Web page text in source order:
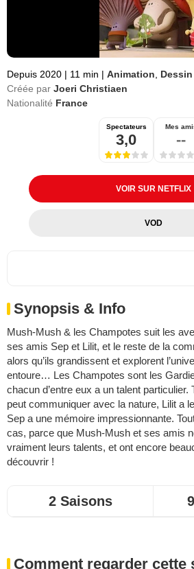
Depuis 2020 | 11 min | Animation
Créée par Joeri Christiaen
Nationalité France
Spectateurs
3,0
Mes
--
VOIR SUR NETFLIX
VOD
Synopsis & Info
Mush-Mush & les Champotes suit les
ses amis Sep et Lilit, et le reste de la
alors qu’ils grandissent et explorent
entoure… Les Champotes sont les
chacun d’entre eux a un talent
peut communiquer avec la nature, Lilit a
Sep a une mémoire impressionnante.
cas, parce que Mush-Mush et ses amis
vraiment leurs talents, et ont encore
découvrir !
2 Saisons
Comment regarder cette